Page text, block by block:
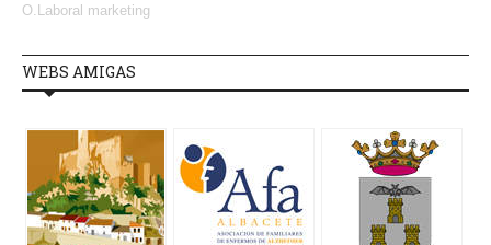
O.Laboral marketing
WEBS AMIGAS